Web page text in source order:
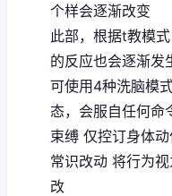
个样会逐渐改变
此部，根据t教模
的反应也会逐渐发
可使用4种洗脑模
态，会服自任何命
束缚 仅控订身体
常识改动 将行为
改